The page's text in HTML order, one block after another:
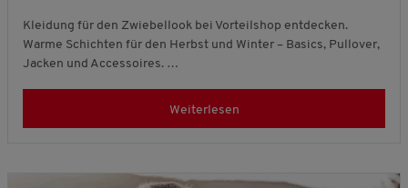
Kleidung für den Zwiebellook bei Vorteilshop entdecken.
Warme Schichten für den Herbst und Winter – Basics, Pullover,
Jacken und Accessoires. …
Weiterlesen